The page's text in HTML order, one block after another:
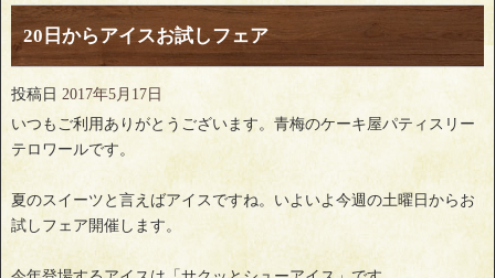
20日からアイスお試しフェア
投稿日 2017年5月17日
いつもご利用ありがとうございます。青梅のケーキ屋パティスリー
テロワールです。
夏のスイーツと言えばアイスですね。いよいよ今週の土曜日からお
試しフェア開催します。